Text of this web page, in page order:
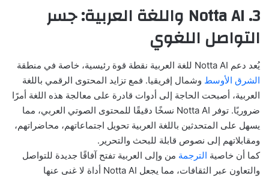
3. Notta AI واللغة العربية: جسر
التواصل اللغوي
يُعد دعم Notta AI للغة العربية نقطة قوة رئيسية، خاصة في منطقة
الشرق الأوسط وشمال إفريقيا. فمع تزايد المحتوى الرقمي باللغة
العربية، أصبحت الحاجة إلى أدوات قادرة على معالجة هذه اللغة أمرًا
ضروريًا. توفر Notta AI نسخًا دقيقًا للمحتوى الصوتي العربي، مما
يسهل على المتحدثين باللغة العربية تحويل اجتماعاتهم، محاضراتهم،
ومقابلاتهم إلى نصوص قابلة للبحث والتحرير.
كما أن خاصية الترجمة من وإلى العربية تفتح آفاقًا جديدة للتواصل
والتعاون عبر الثقافات، مما يجعل Notta AI أداة لا غنى عنها